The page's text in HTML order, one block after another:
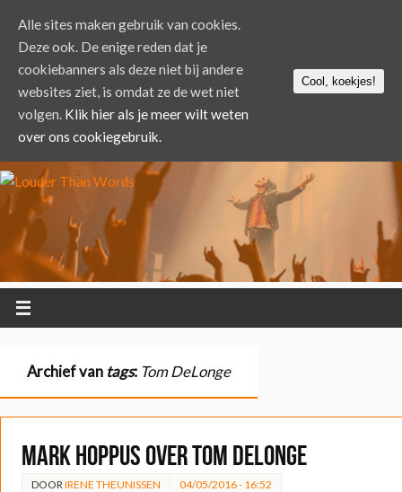
Archief van tags: Tom DeLonge
Mark Hoppus over Tom DeLonge
DOOR IRENE THEUNISSEN
04/05/2016 - 16:52
Alle sites maken gebruik van cookies.
Deze ook. De enige reden dat je
cookiebanners als deze niet bij andere
websites ziet, is omdat ze de wet niet
volgen. Klik hier als je meer wilt weten
over ons cookiegebruik.
Cool, koekjes!